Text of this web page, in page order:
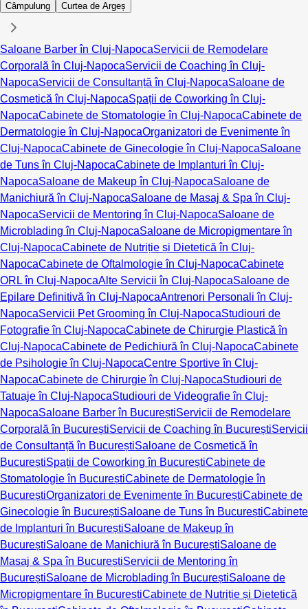
Câmpulung
Curtea de Argeș
Saloane Barber în Cluj-NapocaServicii de Remodelare
Corporală în Cluj-NapocaServicii de Coaching în Cluj-
NapocaServicii de Consultanță în Cluj-NapocaSaloane de
Cosmetică în Cluj-NapocaSpații de Coworking în Cluj-
NapocaCabinete de Stomatologie în Cluj-NapocaCabinete de
Dermatologie în Cluj-NapocaOrganizatori de Evenimente în
Cluj-NapocaCabinete de Ginecologie în Cluj-NapocaSaloane
de Tuns în Cluj-NapocaCabinete de Implanturi în Cluj-
NapocaSaloane de Makeup în Cluj-NapocaSaloane de
Manichiură în Cluj-NapocaSaloane de Masaj & Spa în Cluj-
NapocaServicii de Mentoring în Cluj-NapocaSaloane de
Microblading în Cluj-NapocaSaloane de Micropigmentare în
Cluj-NapocaCabinete de Nutriție și Dietetică în Cluj-
NapocaCabinete de Oftalmologie în Cluj-NapocaCabinete
ORL în Cluj-NapocaAlte Servicii în Cluj-NapocaSaloane de
Epilare Definitivă în Cluj-NapocaAntrenori Personali în Cluj-
NapocaServicii Pet Grooming în Cluj-NapocaStudiouri de
Fotografie în Cluj-NapocaCabinete de Chirurgie Plastică în
Cluj-NapocaCabinete de Pedichiură în Cluj-NapocaCabinete
de Psihologie în Cluj-NapocaCentre Sportive în Cluj-
NapocaCabinete de Chirurgie în Cluj-NapocaStudiouri de
Tatuaje în Cluj-NapocaStudiouri de Videografie în Cluj-
NapocaSaloane Barber în BucureștiServicii de Remodelare
Corporală în BucureștiServicii de Coaching în BucureștiServicii
de Consultanță în BucureștiSaloane de Cosmetică în
BucureștiSpații de Coworking în BucureștiCabinete de
Stomatologie în BucureștiCabinete de Dermatologie în
BucureștiOrganizatori de Evenimente în BucureștiCabinete de
Ginecologie în BucureștiSaloane de Tuns în BucureștiCabinete
de Implanturi în BucureștiSaloane de Makeup în
BucureștiSaloane de Manichiură în BucureștiSaloane de
Masaj & Spa în BucureștiServicii de Mentoring în
BucureștiSaloane de Microblading în BucureștiSaloane de
Micropigmentare în BucureștiCabinete de Nutriție și Dietetică